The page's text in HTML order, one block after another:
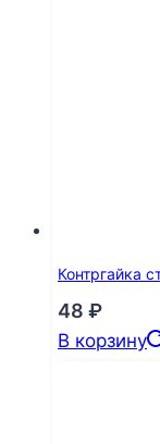
Контргайка
48 ₽
В корзину